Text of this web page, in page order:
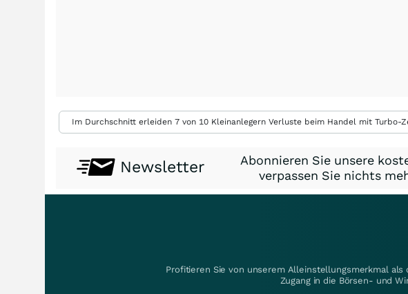
Im Durchschnitt erleiden 7 von 10 Kleinanlegern Verluste beim Handel mit
Newsletter
Abonnieren Sie unsere
verpassen Sie nichts
Profitieren Sie von unserem Alleinstellungsmerkmal
Zugang in die Börsen- und